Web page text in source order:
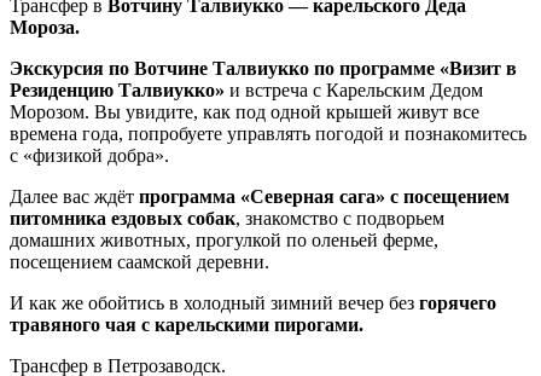
Трансфер в Вотчину Талвиукко — карельского Деда
Мороза.
Экскурсия по Вотчине Талвиукко по программе «Визит в
Резиденцию Талвиукко» и встреча с Карельским Дедом
Морозом. Вы увидите, как под одной крышей живут все
времена года, попробуете управлять погодой и познакомитесь
с «физикой добра».
Далее вас ждёт программа «Северная сага» с посещением
питомника ездовых собак, знакомство с подворьем
домашних животных, прогулкой по оленьей ферме,
посещением саамской деревни.
И как же обойтись в холодный зимний вечер без горячего
травяного чая с карельскими пирогами.
Трансфер в Петрозаводск.